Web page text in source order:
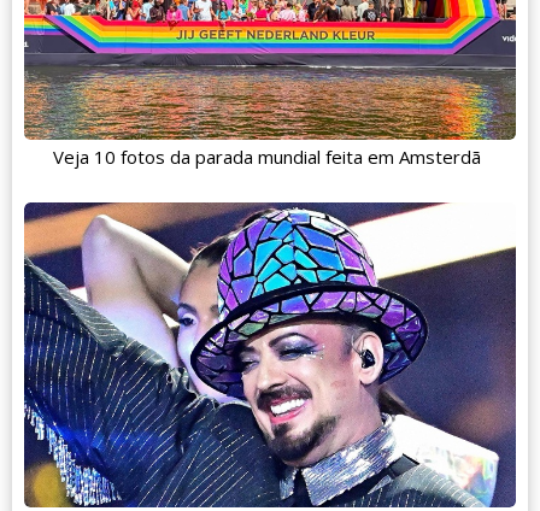
Veja 10 fotos da parada mundial feita em Amsterdã